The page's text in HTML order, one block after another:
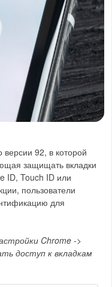
92, в которой
защищать вкладки
ID, Touch ID или
пользователи
для
Chrome ->
доступ к вкладкам